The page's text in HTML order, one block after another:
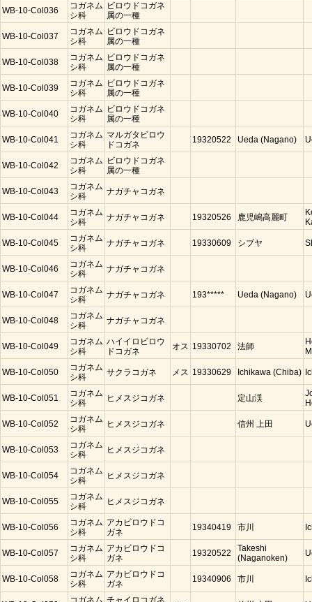
WB-10-Col036
コガネム
シ科
ビロウドコガネ
属の一種
WB-10-Col037
コガネム
シ科
ビロウドコガネ
属の一種
WB-10-Col038
コガネム
シ科
ビロウドコガネ
属の一種
WB-10-Col039
コガネム
シ科
ビロウドコガネ
属の一種
WB-10-Col040
コガネム
シ科
ビロウドコガネ
属の一種
WB-10-Col041
コガネム
シ科
マルガタビロウ
ドコガネ
19320522 Ueda (Nagano)
WB-10-Col042
コガネム
シ科
ビロウドコガネ
属の一種
WB-10-Col043
コガネム
シ科
ナガチャコガネ
WB-10-Col044
コガネム
シ科
ナガチャコガネ 19320526 鹿児嶋高麗町
WB-10-Col045
コガネム
シ科
ナガチャコガネ 19330609 シブヤ
WB-10-Col046
コガネム
シ科
ナガチャコガネ
WB-10-Col047
コガネム
シ科
ナガチャコガネ 193***** Ueda (Nagano)
WB-10-Col048
コガネム
シ科
ナガチャコガネ
WB-10-Col049
コガネム
シ科
ハイイロビロウ
ドコガネ
オス 19330702 法師
WB-10-Col050
コガネム
シ科
サクラコガネ メス 19330629 Ichikawa (Chiba)
WB-10-Col051
コガネム
シ科
ヒメスジコガネ 定山渓
WB-10-Col052
コガネム
シ科
ヒメスジコガネ 信州 上田
WB-10-Col053
コガネム
シ科
ヒメスジコガネ
WB-10-Col054
コガネム
シ科
ヒメスジコガネ
WB-10-Col055
コガネム
シ科
ヒメスジコガネ
WB-10-Col056
コガネム
シ科
アカビロウドコ
ガネ
19340419 市川
WB-10-Col057
コガネム
シ科
アカビロウドコ
ガネ
19320522
Takeshi
(Naganoken)
WB-10-Col058
コガネム
シ科
アカビロウドコ
ガネ
19340906 市川
コガネム チャイロコガネ